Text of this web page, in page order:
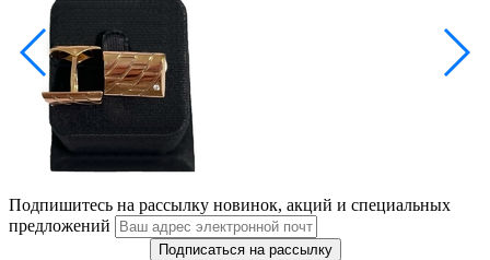
Подпишитесь на рассылку новинок, акций и специальных
предложений